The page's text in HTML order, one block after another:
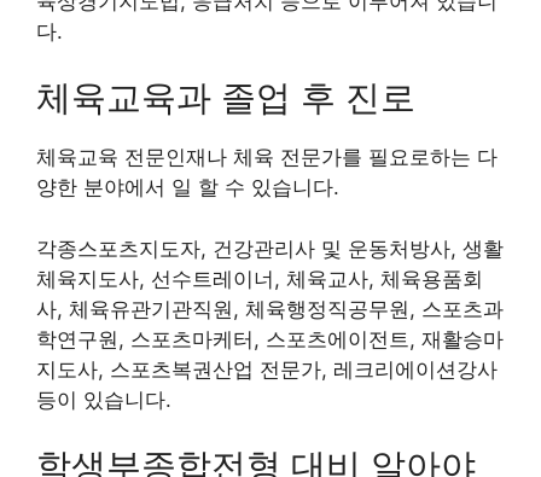
다.
체육교육과 졸업 후 진로
체육교육 전문인재나 체육 전문가를 필요로하는 다
양한 분야에서 일 할 수 있습니다.
각종스포츠지도자, 건강관리사 및 운동처방사, 생활
체육지도사, 선수트레이너, 체육교사, 체육용품회
사, 체육유관기관직원, 체육행정직공무원, 스포츠과
학연구원, 스포츠마케터, 스포츠에이전트, 재활승마
지도사, 스포츠복권산업 전문가, 레크리에이션강사
등이 있습니다.
학생부종합전형 대비 알아야